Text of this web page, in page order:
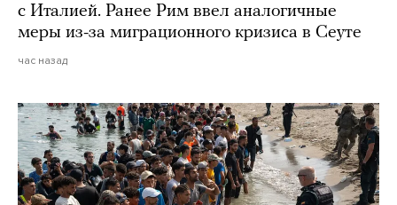
с Италией. Ранее Рим ввел аналогичные
меры из-за миграционного кризиса в Сеуте
час назад